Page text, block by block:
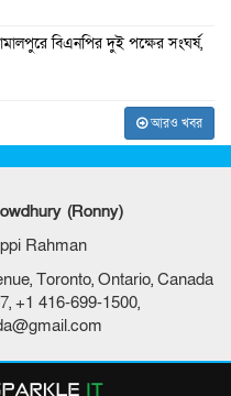
জামালপুরে বিএনপির দুই পক্ষের সংঘর্ষ,
আরও খবর
(Ronny)
Rahman
Toronto, Ontario, Canada
+1 416-699-1500,